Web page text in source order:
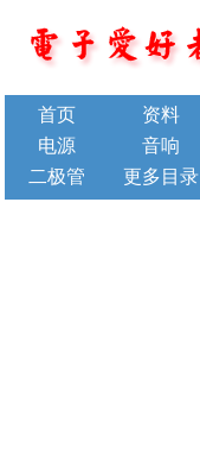
首页 资料
电源
音响
二极管
更多目录